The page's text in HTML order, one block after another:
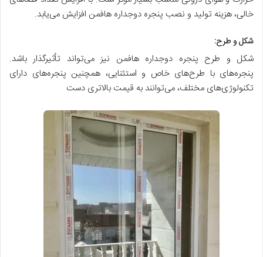
خالی، هزینه تولید و نصب پنجره دوجداره هافمن افزایش می‌یابد.
شکل و طرح:
شکل و طرح پنجره دوجداره هافمن نیز می‌تواند تأثیرگذار باشد.
پنجره‌های با طرح‌های خاص و استثنایی، همچنین پنجره‌های دارای
تکنولوژی‌های مختلف، می‌توانند به قیمت بالاتری دست